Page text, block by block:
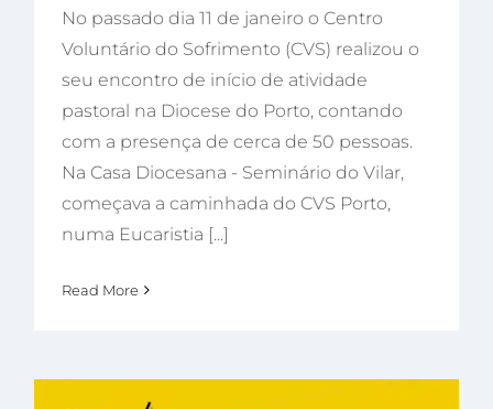
No passado dia 11 de janeiro o Centro
Voluntário do Sofrimento (CVS) realizou o
seu encontro de início de atividade
pastoral na Diocese do Porto, contando
com a presença de cerca de 50 pessoas.
Na Casa Diocesana - Seminário do Vilar,
começava a caminhada do CVS Porto,
numa Eucaristia [...]
Read More